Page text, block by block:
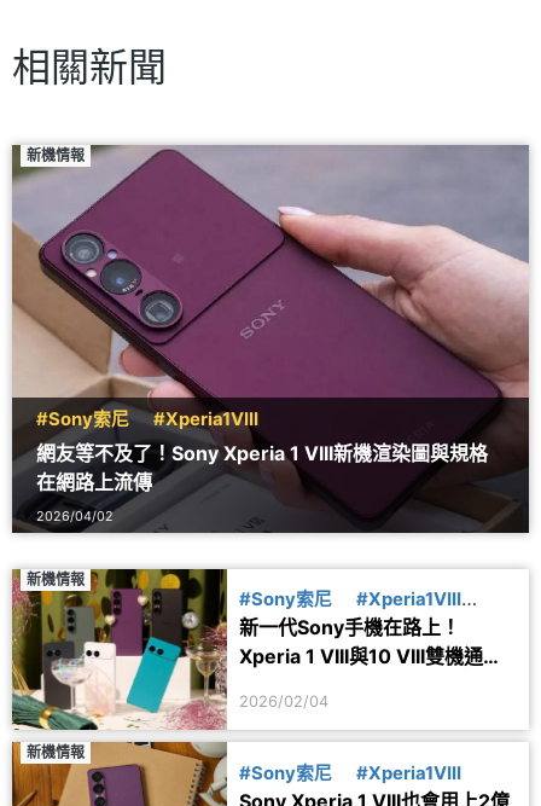
相關新聞
新機情報
#Sony索尼 #Xperia1VIII
網友等不及了！Sony Xperia 1 VIII新機渲染圖與規格
在網路上流傳
2026/04/02
新機情報
#Sony索尼
#Xperia1VIII
#Xperia10VIII
新一代Sony手機在路上！
Xperia 1 VIII與10 VIII雙機通過
2026/02/04
新機情報
#Sony索尼 #Xperia1VIII